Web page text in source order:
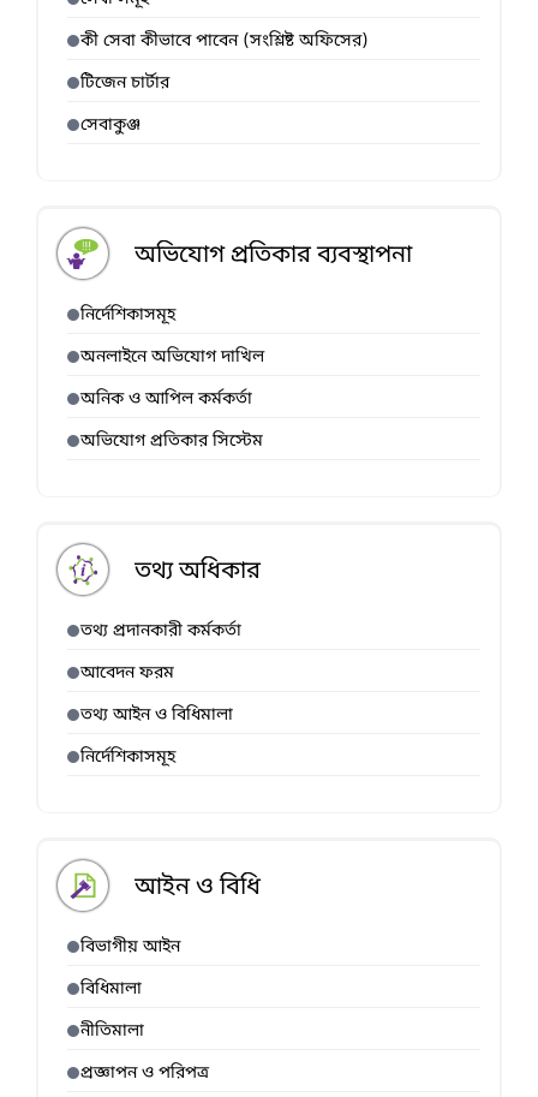
কী সেবা কীভাবে পাবেন (সংশ্লিষ্ট অফিসের)
টিজেন চার্টার
সেবাকুঞ্জ
অভিযোগ প্রতিকার ব্যবস্থাপনা
নির্দেশিকাসমূহ
অনলাইনে অভিযোগ দাখিল
অনিক ও আপিল কর্মকর্তা
অভিযোগ প্রতিকার সিস্টেম
তথ্য অধিকার
তথ্য প্রদানকারী কর্মকর্তা
আবেদন ফরম
তথ্য আইন ও বিধিমালা
নির্দেশিকাসমূহ
আইন ও বিধি
বিভাগীয় আইন
বিধিমালা
নীতিমালা
প্রজ্ঞাপন ও পরিপত্র